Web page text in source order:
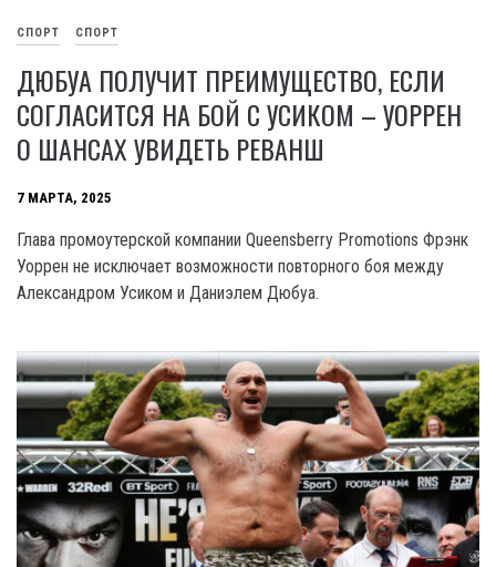
СПОРТ СПОРТ
ДЮБУА ПОЛУЧИТ ПРЕИМУЩЕСТВО, ЕСЛИ
СОГЛАСИТСЯ НА БОЙ С УСИКОМ – УОРРЕН
О ШАНСАХ УВИДЕТЬ РЕВАНШ
7 МАРТА, 2025
Глава промоутерской компании Queensberry Promotions Фрэнк
Уоррен не исключает возможности повторного боя между
Александром Усиком и Даниэлем Дюбуа.